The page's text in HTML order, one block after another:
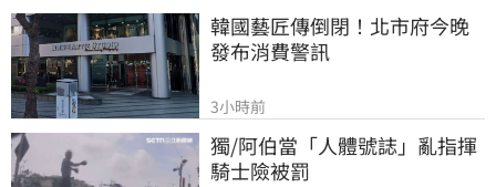
韓國藝匠傳倒閉！北市府今晚
發布消費警訊
3小時前
獨/阿伯當「人體號誌」亂指揮
騎士險被罰